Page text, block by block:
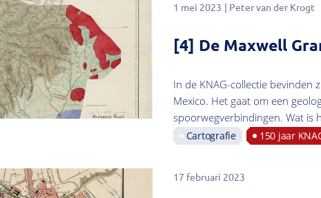
1 mei 2023 Peter van der Krogt
[4] De Maxwell
In de KNAG-collectie
Mexico. Het gaat om een
spoorwegverbindingen. Wat is
Cartografie 150 jaar
17 februari 2023